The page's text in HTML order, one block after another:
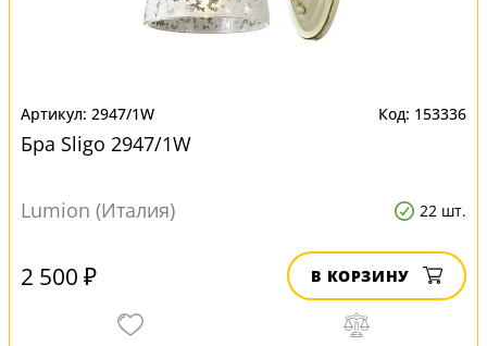
2947/1W 153336
Бра Sligo 2947/1W
Lumion (Италия) 22 шт.
2 500 ₽ В КОРЗИНУ